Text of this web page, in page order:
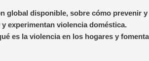
disponible, sobre cómo prevenir
experimentan violencia doméstica.
es la violencia en los hogares y
a
p